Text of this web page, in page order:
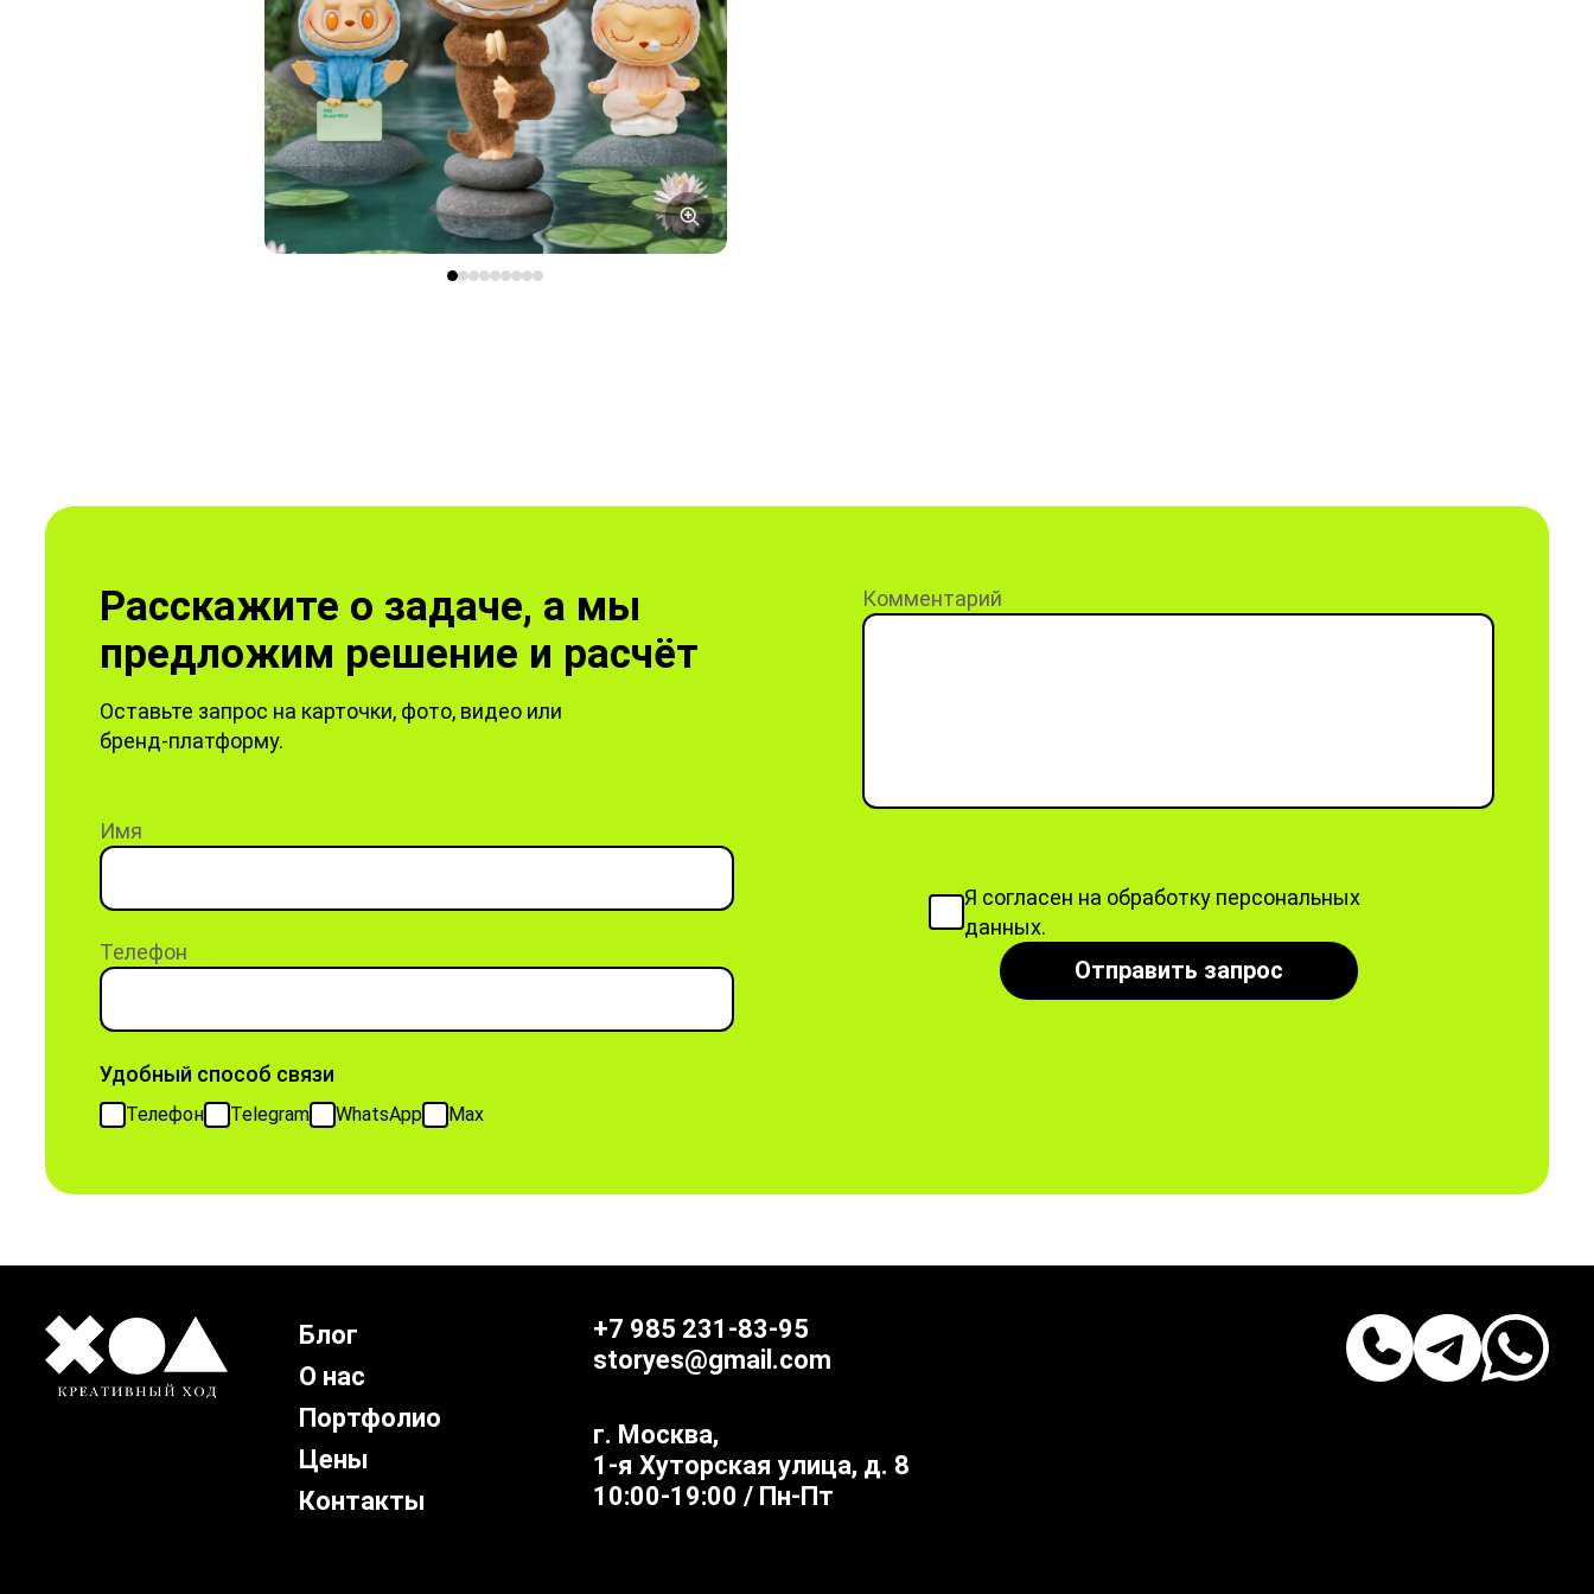
Расскажите о задаче, а мы
предложим решение и расчёт
Оставьте запрос на карточки, фото, видео или
бренд-платформу.
Имя
Телефон
Удобный способ связи
Телефон Telegram WhatsApp Max
Комментарий
Я согласен на обработку персональных
данных.
Отправить запрос
Блог
О нас
Портфолио
Цены
Контакты
+7 985 231-83-95
storyes@gmail.com
г. Москва,
1-я Хуторская улица, д. 8
10:00-19:00 / Пн-Пт